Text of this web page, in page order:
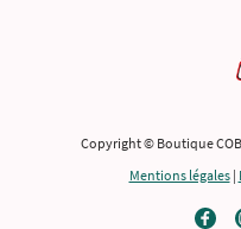
Copyright © Boutique
Mentions légales|